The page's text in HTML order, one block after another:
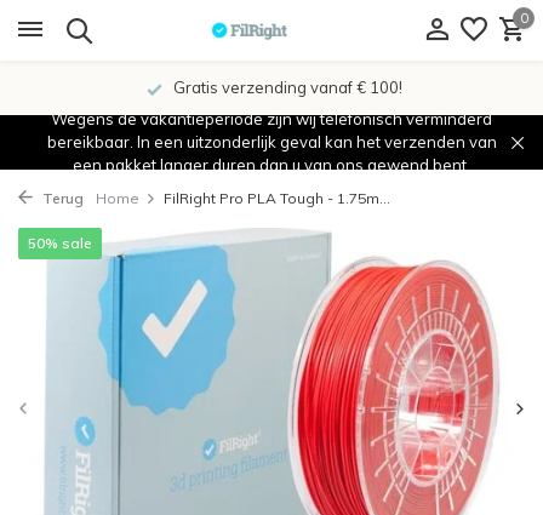
0
Gratis verzending vanaf € 100!
Wegens de vakantieperiode zijn wij telefonisch verminderd
bereikbaar. In een uitzonderlijk geval kan het verzenden van
een pakket langer duren dan u van ons gewend bent.
Terug Home FilRight Pro PLA Tough - 1.75m...
50% sale